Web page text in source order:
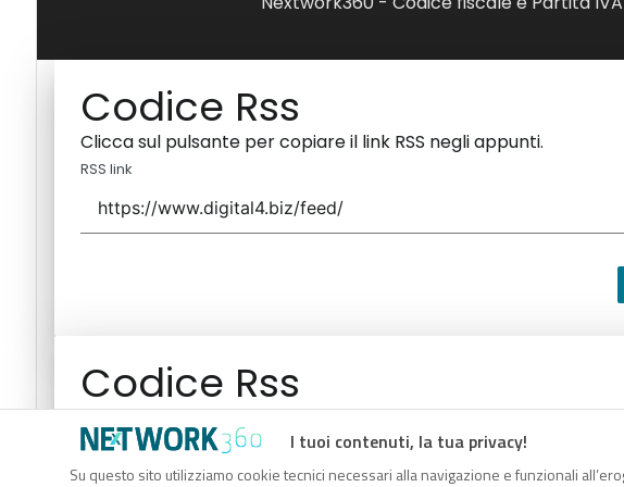
I tuoi contenuti, la tua privacy!
Su questo sito utilizziamo cookie tecnici necessari alla navigazione e funzionali
Codice Rss
Clicca sul pulsante per copiare il link RSS negli appunti.
RSS link
Codice Rss
Clicca sul pulsante per copiare il link RSS negli appunti.
RSS link